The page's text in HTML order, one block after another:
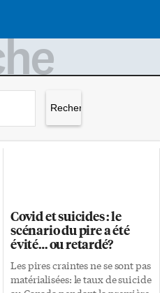
Covid et suicides : le
scénario du pire a été
évité… ou retardé?
Les pires craintes ne se sont pas
matérialisées: le taux de suicide